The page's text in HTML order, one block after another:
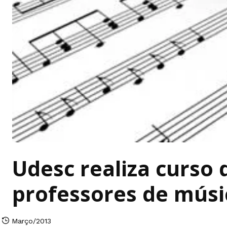
Udesc realiza curso
professores de
Março/2013